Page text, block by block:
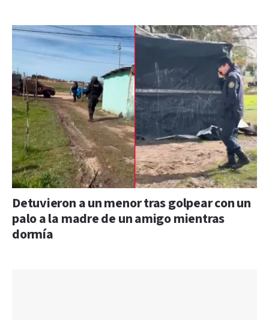
Detuvieron a un menor tras golpear con un
palo a la madre de un amigo mientras
dormía